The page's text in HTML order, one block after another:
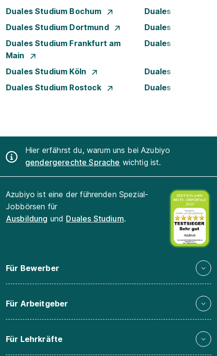
Duales Studium Bochum
Duales Studium
Duales Studium Dortmund
Duales Studium
Duales Studium Frankfurt am
Main
Duales Studium
Duales Studium Köln
Duales Studium
Duales Studium Rostock
Duales Studium
Hier erfährst du, warum uns bei Azubiyo
gendergerechte Sprache wichtig ist.
Azubiyo ist eine der führenden Spezial-
Jobbörsen für
Ausbildung und Duales Studium.
Für Bewerber
Für Arbeitgeber
Für Lehrkräfte